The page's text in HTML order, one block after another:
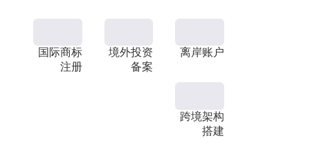
国际商标
注册
境外投资
备案
离岸账户
跨境架构
搭建